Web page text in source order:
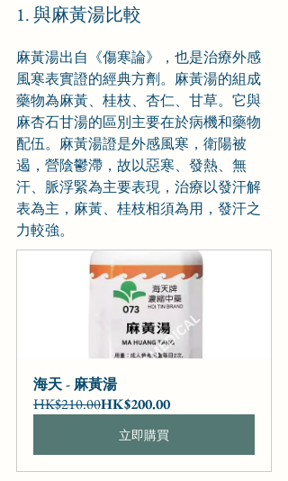
1. 與麻黃湯比較
麻黃湯出自《傷寒論》，也是治療外感
風寒表實證的經典方劑。麻黃湯的組成
藥物為麻黃、桂枝、杏仁、甘草。它與
麻杏石甘湯的區別主要在於病機和藥物
配伍。麻黃湯證是外感風寒，衛陽被
遏，營陰鬱滯，故以惡寒、發熱、無
汗、脈浮緊為主要表現，治療以發汗解
表為主，麻黃、桂枝相須為用，發汗之
力較強。
海天 - 麻黃湯
HK$210.00HK$200.00
立即購買